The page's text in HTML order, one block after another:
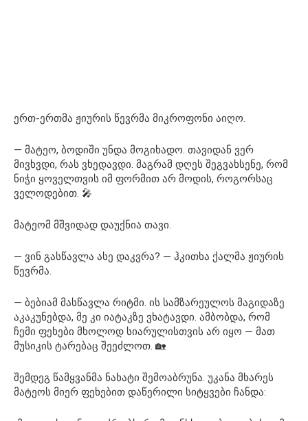
ერთ-ერთმა ჟიურის წევრმა მიკროფონი აიღო.
— მატეო, ბოდიში უნდა მოგიხადო. თავიდან ვერ
მივხვდი, რას ვხედავდი. მაგრამ დღეს შეგვახსენე, რომ
ნიჭი ყოველთვის იმ ფორმით არ მოდის, როგორსაც
ველოდებით. 🎤
მატეომ მშვიდად დაუქნია თავი.
— ვინ გასწავლა ასე დაკვრა? — ჰკითხა ქალმა ჟიურის
წევრმა.
— ბებიამ მასწავლა რიტმი. ის სამზარეულოს მაგიდაზე
აკაკუნებდა, მე კი იატაკზე ვხატავდი. ამბობდა, რომ
ჩემი ფეხები მხოლოდ სიარულისთვის არ იყო — მათ
მუსიკის ტარებაც შეეძლოთ. 🏡
შემდეგ წამყვანმა ნახატი შემოაბრუნა. უკანა მხარეს
მატეოს მიერ ფეხებით დაწერილი სიტყვები ჩანდა: